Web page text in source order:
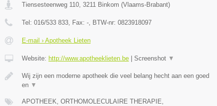
Tiensesteenweg 110 3211 Binkom (Vlaams-Brabant)
Tel: 016/533 833 , Fax: - , BTW-nr: 0823918097
E-mail › Apotheek Lieten
Website: http://www.apotheeklieten.be Screenshot ▼
Wij zijn een moderne apotheek die veel belang hecht aan een goed
en ▼
APOTHEEK, ORTHOMOLECULAIRE THERAPIE,